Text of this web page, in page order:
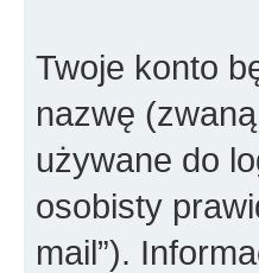
Twoje konto
nazwę
używane do
osobisty
mail”).